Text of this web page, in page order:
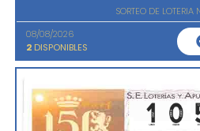
SORTEO DE LOTERIA
08/08/2026
2 DISPONIBLES